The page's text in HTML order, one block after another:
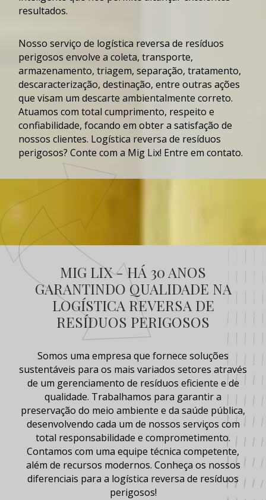
resultados.
Nosso serviço de logística reversa de resíduos
perigosos envolve a coleta, transporte,
armazenamento, triagem, separação, tratamento,
descaracterização, destinação, entre outras ações
que visam um descarte ambientalmente correto.
Atuamos com total cumprimento, respeito e
confiabilidade, focando em obter a satisfação de
nossos clientes. Logística reversa de resíduos
perigosos? Conte com a Mig Lix! Entre em contato.
MIG LIX - HÁ 30 ANOS
GARANTINDO QUALIDADE NA
LOGÍSTICA REVERSA DE
RESÍDUOS PERIGOSOS
Somos uma empresa que fornece soluções
sustentáveis para os mais variados setores através
de um gerenciamento de resíduos eficiente e de
qualidade. Trabalhamos para garantir a
preservação do meio ambiente e da saúde pública,
desenvolvendo cada um de nossos serviços com
total responsabilidade e comprometimento.
Contamos com uma equipe técnica competente,
além de recursos modernos. Conheça os nossos
diferenciais para a logística reversa de resíduos
perigosos!